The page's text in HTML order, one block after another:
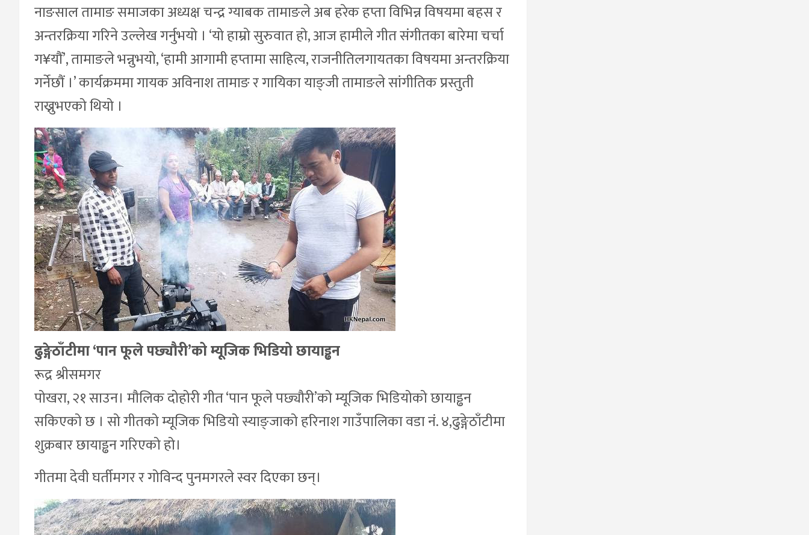
नाङसाल तामाङ समाजका अध्यक्ष चन्द्र ग्याबक तामाङले अब हरेक हप्ता विभिन्न विषयमा बहस र
अन्तरक्रिया गरिने उल्लेख गर्नुभयो । ‘यो हाम्रो सुरुवात हो, आज हामीले गीत संगीतका बारेमा चर्चा
ग¥यौं’, तामाङले भन्नुभयो, ‘हामी आगामी हप्तामा साहित्य, राजनीतिलगायतका विषयमा अन्तरक्रिया
गर्नेछौं ।’ कार्यक्रममा गायक अविनाश तामाङ र गायिका याङ्जी तामाङले सांगीतिक प्रस्तुती
राख्नुभएको थियो ।
ढुङ्गेठाँटीमा ‘पान फूले पछ्यौरी’को म्यूजिक भिडियो छायाड्ढन
रूद्र श्रीसमगर
पोखरा, २१ साउन। मौलिक दोहोरी गीत ‘पान फूले पछ्यौरी’को म्यूजिक भिडियोको छायाड्ढन
सकिएको छ । सो गीतको म्यूजिक भिडियो स्याङ्जाको हरिनाश गाउँपालिका वडा नं. ४,ढुङ्गेठाँटीमा
शुक्रबार छायाड्ढन गरिएको हो।
गीतमा देवी घर्तीमगर र गोविन्द पुनमगरले स्वर दिएका छन्।